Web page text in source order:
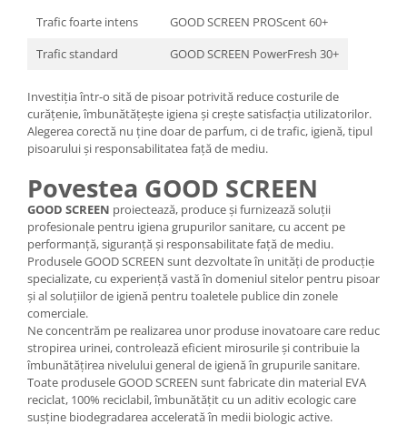
Trafic foarte intens
GOOD SCREEN PROScent 60+
Trafic standard
GOOD SCREEN PowerFresh 30+
Investiția într-o sită de pisoar potrivită reduce costurile de
curățenie, îmbunătățește igiena și crește satisfacția utilizatorilor.
Alegerea corectă nu ține doar de parfum, ci de trafic, igienă, tipul
pisoarului și responsabilitatea față de mediu.
Povestea GOOD SCREEN
GOOD SCREEN proiectează, produce și furnizează soluții
profesionale pentru igiena grupurilor sanitare, cu accent pe
performanță, siguranță și responsabilitate față de mediu.
Produsele GOOD SCREEN sunt dezvoltate în unități de producție
specializate, cu experiență vastă în domeniul sitelor pentru pisoar
și al soluțiilor de igienă pentru toaletele publice din zonele
comerciale.
Ne concentrăm pe realizarea unor produse inovatoare care reduc
stropirea urinei, controlează eficient mirosurile și contribuie la
îmbunătățirea nivelului general de igienă în grupurile sanitare.
Toate produsele GOOD SCREEN sunt fabricate din material EVA
reciclat, 100% reciclabil, îmbunătățit cu un aditiv ecologic care
susține biodegradarea accelerată în medii biologic active.